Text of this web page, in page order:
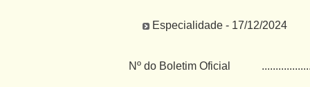
Especialidade - 17/12/2024
Nº do Boletim Oficial